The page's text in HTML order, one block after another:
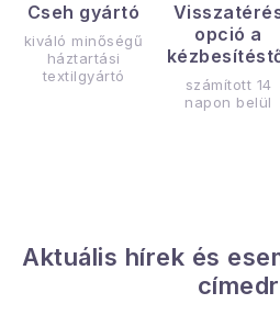
Cseh gyártó
kiváló minőségű
háztartási
textilgyártó
opció a
számított 14
napon belül
Aktuális hírek és